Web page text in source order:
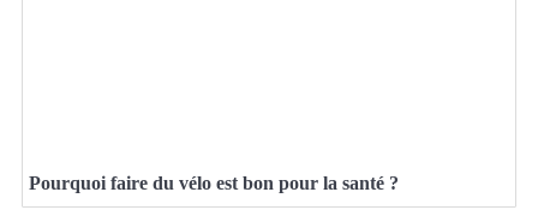
Pourquoi faire du vélo est bon pour la santé ?